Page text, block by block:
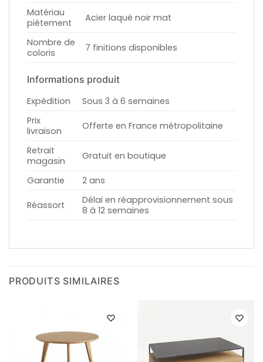
Matériau
piétement
Acier laqué noir mat
Nombre de
coloris
7 finitions disponibles
Informations produit
Expédition
Sous 3 à 6 semaines
Prix
livraison
Offerte en France métropolitaine
Retrait
magasin
Gratuit en boutique
Garantie 2 ans
Réassort
Délai en réapprovisionnement sous
8 à 12 semaines
PRODUITS SIMILAIRES